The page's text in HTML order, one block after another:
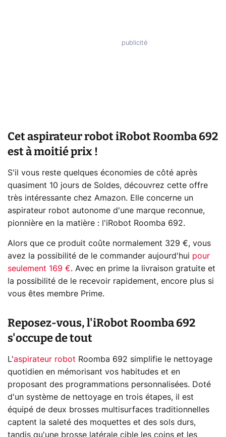
Cet aspirateur robot iRobot Roomba 692
est à moitié prix !
S'il vous reste quelques économies de côté après
quasiment 10 jours de Soldes, découvrez cette offre
très intéressante chez Amazon. Elle concerne un
aspirateur robot autonome d'une marque reconnue,
pionnière en la matière : l'iRobot Roomba 692.
Alors que ce produit coûte normalement 329 €, vous
avez la possibilité de le commander aujourd'hui pour
seulement 169 €. Avec en prime la livraison gratuite et
la possibilité de le recevoir rapidement, encore plus si
vous êtes membre Prime.
Reposez-vous, l'iRobot Roomba 692
s'occupe de tout
L'aspirateur robot Roomba 692 simplifie le nettoyage
quotidien en mémorisant vos habitudes et en
proposant des programmations personnalisées. Doté
d'un système de nettoyage en trois étapes, il est
équipé de deux brosses multisurfaces traditionnelles
captent la saleté des moquettes et des sols durs,
tandis qu'une brosse latérale cible les coins et les